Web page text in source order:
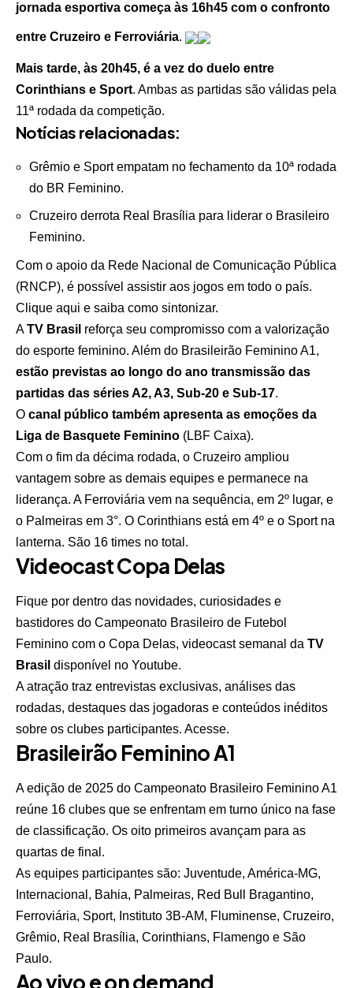
jornada esportiva começa às 16h45 com o confronto
entre Cruzeiro e Ferroviária.
Mais tarde, às 20h45, é a vez do duelo entre
Corinthians e Sport. Ambas as partidas são válidas pela
11ª rodada da competição.
Notícias relacionadas:
Grêmio e Sport empatam no fechamento da 10ª rodada
do BR Feminino.
Cruzeiro derrota Real Brasília para liderar o Brasileiro
Feminino.
Com o apoio da Rede Nacional de Comunicação Pública
(RNCP), é possível assistir aos jogos em todo o país.
Clique aqui e saiba como sintonizar.
ATV Brasil reforça seu compromisso com a valorização
do esporte feminino. Além do Brasileirão Feminino A1,
estão previstas ao longo do ano transmissão das
partidas das séries A2, A3, Sub-20 e Sub-17.
O canal público também apresenta as emoções da
Liga de Basquete Feminino (LBF Caixa).
Com o fim da décima rodada, o Cruzeiro ampliou
vantagem sobre as demais equipes e permanece na
liderança. A Ferroviária vem na sequência, em 2º lugar, e
o Palmeiras em 3°. O Corinthians está em 4º e o Sport na
lanterna. São 16 times no total.
Videocast Copa Delas
Fique por dentro das novidades, curiosidades e
bastidores do Campeonato Brasileiro de Futebol
Feminino com o Copa Delas, videocast semanal da TV
Brasil disponível no Youtube.
A atração traz entrevistas exclusivas, análises das
rodadas, destaques das jogadoras e conteúdos inéditos
sobre os clubes participantes. Acesse.
Brasileirão Feminino A1
A edição de 2025 do Campeonato Brasileiro Feminino A1
reúne 16 clubes que se enfrentam em turno único na fase
de classificação. Os oito primeiros avançam para as
quartas de final.
As equipes participantes são: Juventude, América-MG,
Internacional, Bahia, Palmeiras, Red Bull Bragantino,
Ferroviária, Sport, Instituto 3B-AM, Fluminense, Cruzeiro,
Grêmio, Real Brasília, Corinthians, Flamengo e São
Paulo.
Ao vivo e on demand